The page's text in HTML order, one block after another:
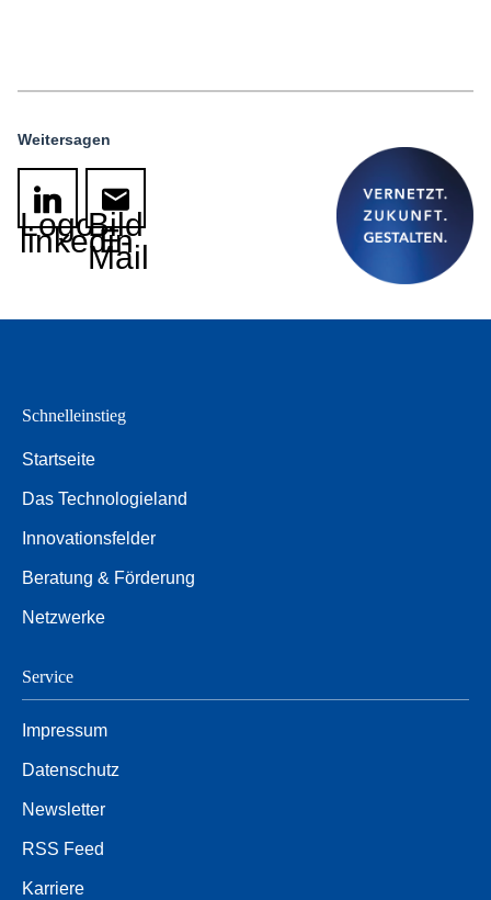
Weitersagen
Logo
linkedin
Bild
E-
Mail
Schnelleinstieg
Startseite
Das Technologieland
Innovationsfelder
Beratung & Förderung
Netzwerke
Service
Impressum
Datenschutz
Newsletter
RSS Feed
Karriere